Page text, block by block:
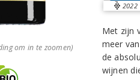
om in te zoomen)
2022
Met zijn
meer
de
wijnen